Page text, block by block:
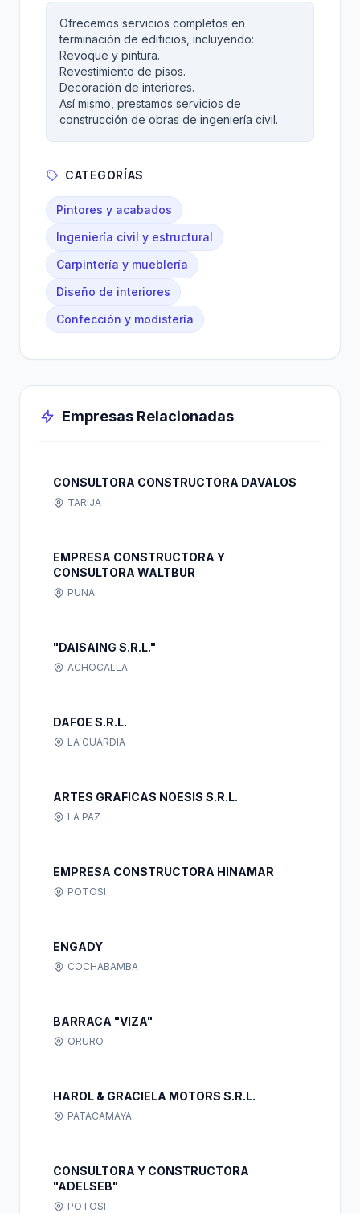
Ofrecemos servicios completos en
terminación de edificios, incluyendo:
Revoque y pintura.
Revestimiento de pisos.
Decoración de interiores.
Así mismo, prestamos servicios de
construcción de obras de ingeniería civil.
CATEGORÍAS
Pintores y acabados
Ingeniería civil y estructural
Carpintería y mueblería
Diseño de interiores
Confección y modistería
Empresas Relacionadas
CONSULTORA CONSTRUCTORA DAVALOS
TARIJA
EMPRESA CONSTRUCTORA Y
CONSULTORA WALTBUR
PUNA
"DAISAING S.R.L."
ACHOCALLA
DAFOE S.R.L.
LA GUARDIA
ARTES GRAFICAS NOESIS S.R.L.
LA PAZ
EMPRESA CONSTRUCTORA HINAMAR
POTOSI
ENGADY
COCHABAMBA
BARRACA "VIZA"
ORURO
HAROL & GRACIELA MOTORS S.R.L.
PATACAMAYA
CONSULTORA Y CONSTRUCTORA
"ADELSEB"
POTOSI